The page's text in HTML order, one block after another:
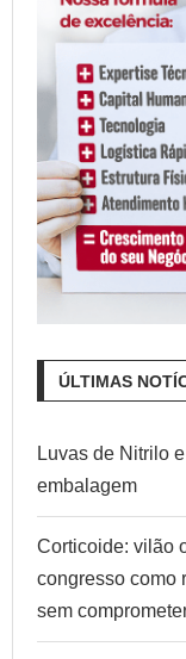
ÚLTIMAS
Luvas de Nitrilo
embalagem
Corticoide: vilão
congresso como
sem